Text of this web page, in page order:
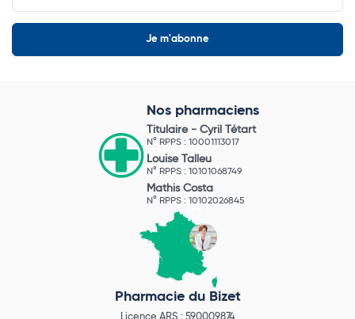
Nos pharmaciens
Titulaire - Cyril Tétart
N° RPPS : 10001113017
Louise Talleu
N° RPPS : 10101068749
Mathis Costa
N° RPPS : 10102026845
Pharmacie du Bizet